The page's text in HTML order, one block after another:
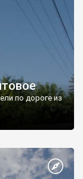
по дороге из